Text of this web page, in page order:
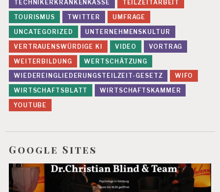
TECHNIKERKRANKENKASSE
TEILZEITARBEIT
TOURISMUS
TWITTER
UMFRAGE
UNCATEGORIZED
UNTERNEHMENSKULTUR
VERTRAUENSWÜRDIGE KI
VIDEO
VORTRAG
WEITERBILDUNG
WERTSCHÄTZUNG
WIEDEREINGLIEDERUNGSTEILZEIT-GESETZ
WIFO
WIRTSCHAFTSBLATT
WIRTSCHAFTSKAMMER
YOUTUBE
Google Sites